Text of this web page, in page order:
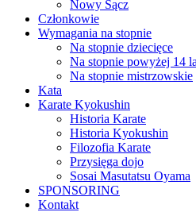
Nowy Sącz
Członkowie
Wymagania na stopnie
Na stopnie dziecięce
Na stopnie powyżej 14
Na stopnie mistrzowskie
Kata
Karate Kyokushin
Historia Karate
Historia Kyokushin
Filozofia Karate
Przysięga dojo
Sosai Masutatsu Oyama
SPONSORING
Kontakt